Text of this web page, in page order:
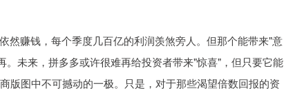
然赚钱，每个季度几百亿的利润羡煞旁人。但那个能带来"意
未来，拼多多或许很难再给投资者带来"惊喜"，但只要它能
版图中不可撼动的一极。只是，对于那些渴望倍数回报的资